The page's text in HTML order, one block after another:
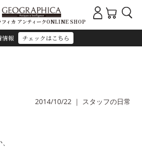
情報 チェックはこちら
フィカ アンティークONLINE SHOP
2014/10/22 ｜ スタッフの日常